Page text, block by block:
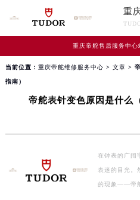
重
重庆帝舵售后服务中心
当前位置： 重庆帝舵维修服务中心 > 文章 >
指南）
帝舵表针变色原因是什么
在钟表的广阔
表迷的目光。
的现象——帝